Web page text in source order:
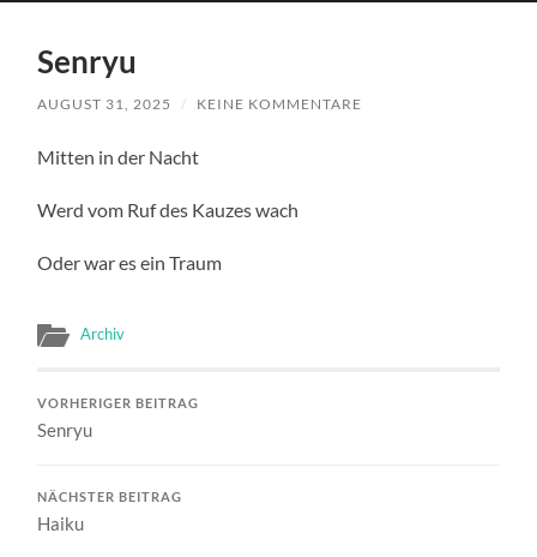
Menü
Senryu
AUGUST 31, 2025 / KEINE KOMMENTARE
Mitten in der Nacht
Werd vom Ruf des Kauzes wach
Oder war es ein Traum
Archiv
VORHERIGER BEITRAG
Senryu
NÄCHSTER BEITRAG
Haiku